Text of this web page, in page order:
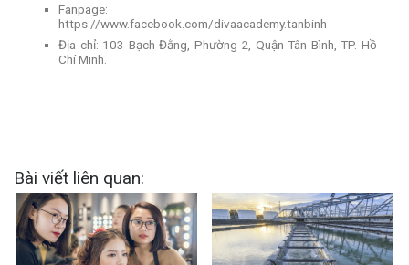
Fanpage:
https://www.facebook.com/divaacademy.tanbinh
Địa chỉ: 103 Bạch Đằng, Phường 2, Quận Tân Bình, TP. Hồ
Chí Minh.
Bài viết liên quan: